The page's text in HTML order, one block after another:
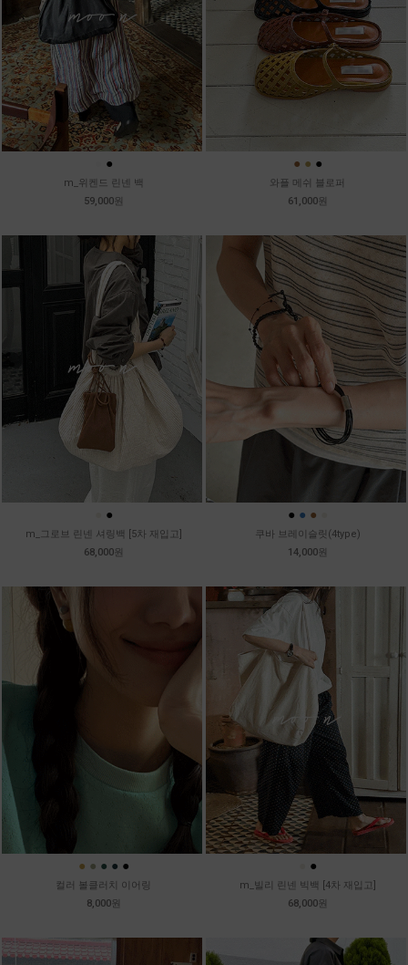
●
m_위켄드 린넨 백
59,000원
● ● ●
와플 메쉬 블로퍼
61,000원
●
m_그로브 린넨 셔링백 [5차 재입고]
68,000원
● ● ●
쿠바 브레이슬릿(4type)
14,000원
● ● ● ● ●
컬러 볼클러치 이어링
8,000원
●
m_빌리 린넨 빅백 [4차 재입고]
68,000원